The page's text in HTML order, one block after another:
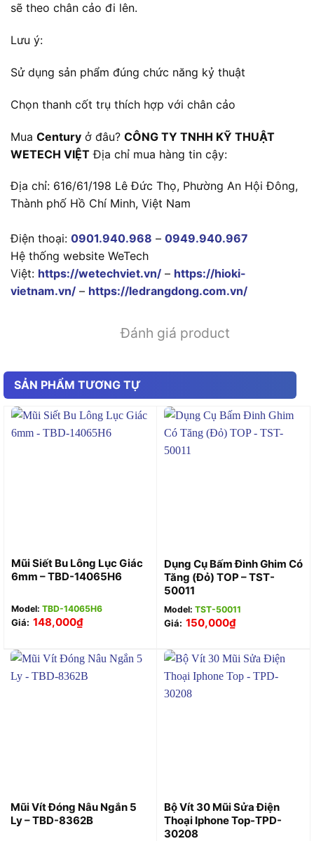
sẽ theo chân cảo đi lên.
Lưu ý:
Sử dụng sản phẩm đúng chức năng kỷ thuật
Chọn thanh cốt trụ thích hợp với chân cảo
Mua Century ở đâu? CÔNG TY TNHH KỸ THUẬT
WETECH VIỆT Địa chỉ mua hàng tin cậy:
Địa chỉ: 616/61/198 Lê Đức Thọ, Phường An Hội Đông,
Thành phố Hồ Chí Minh, Việt Nam
Điện thoại: 0901.940.968 – 0949.940.967
Hệ thống website WeTech
Việt: https://wetechviet.vn/ – https://hioki-
vietnam.vn/ – https://ledrangdong.com.vn/
Đánh giá product
SẢN PHẨM TƯƠNG TỰ
Mũi Siết Bu Lông Lục Giác
6mm – TBD-14065H6
Model: TBD-14065H6
Giá: 148,000₫
Dụng Cụ Bấm Đinh Ghim Có
Tăng (Đỏ) TOP – TST-
50011
Model: TST-50011
Giá: 150,000₫
Mũi Vít Đóng Nâu Ngắn 5
Ly – TBD-8362B
Bộ Vít 30 Mũi Sửa Điện
Thoại Iphone Top-TPD-
30208